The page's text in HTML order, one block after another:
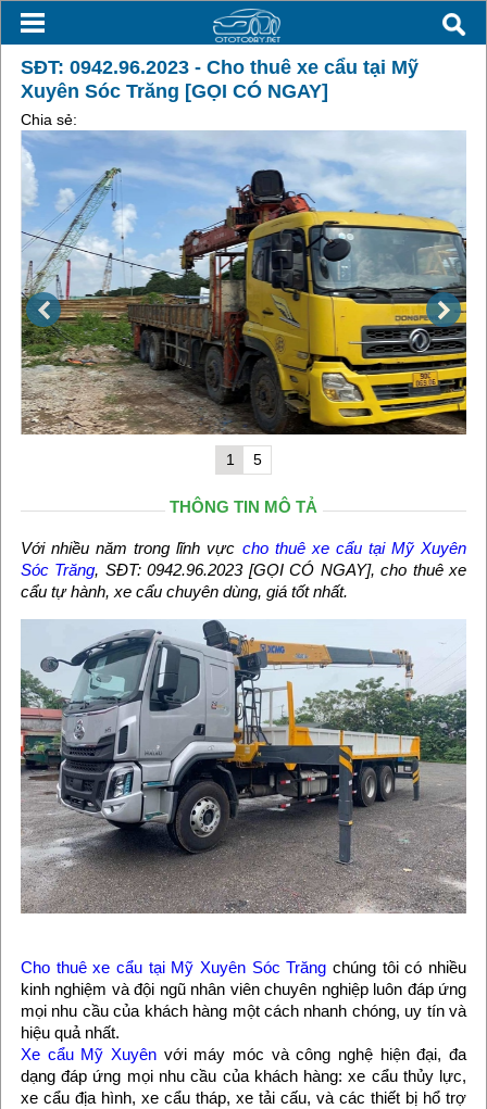
SĐT: 0942.96.2023 - Cho thuê xe cẩu tại Mỹ
Xuyên Sóc Trăng [GỌI CÓ NGAY]
Chia sẻ:
1 5
THÔNG TIN MÔ TẢ
Với nhiều năm trong lĩnh vực cho thuê xe cẩu tại Mỹ Xuyên
Sóc Trăng, SĐT: 0942.96.2023 [GỌI CÓ NGAY], cho thuê xe
cẩu tự hành, xe cẩu chuyên dùng, giá tốt nhất.
Cho thuê xe cẩu tại Mỹ Xuyên Sóc Trăng chúng tôi có nhiều
kinh nghiệm và đội ngũ nhân viên chuyên nghiệp luôn đáp ứng
mọi nhu cầu của khách hàng một cách nhanh chóng, uy tín và
hiệu quả nhất.
Xe cẩu Mỹ Xuyênvới máy móc và công nghệ hiện đại, đa
dạng đáp ứng mọi nhu cầu của khách hàng: xe cẩu thủy lực,
xe cẩu địa hình, xe cẩu tháp, xe tải cấu, và các thiết bị hổ trợ